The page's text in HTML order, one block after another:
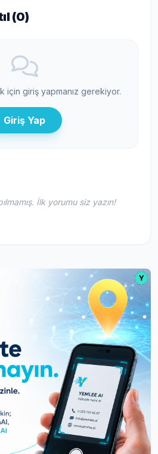
(0)
için giriş yapmanız gerekiyor.
Giriş Yap
İlk yorumu siz yazın!